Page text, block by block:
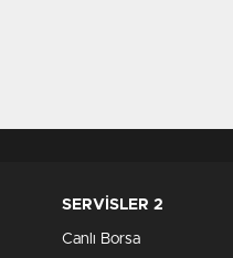
SERVİSLER 2
Canlı Borsa